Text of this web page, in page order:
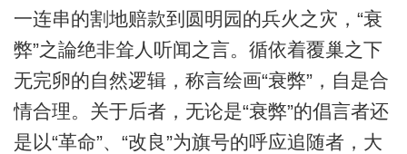
一连串的割地赔款到圆明园的兵火之灾，“衰
弊”之論绝非耸人听闻之言。循依着覆巢之下
无完卵的自然逻辑，称言绘画“衰弊”，自是合
情合理。关于后者，无论是“衰弊”的倡言者还
是以“革命”、“改良”为旗号的呼应追随者，大